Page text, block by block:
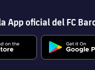
App oficial del FC